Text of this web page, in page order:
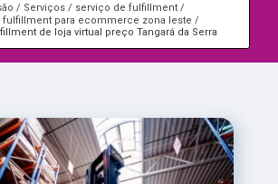
Serviços
serviço de fulfillment
fulfillment para ecommerce zona leste
de loja virtual preço Tangará da Serra